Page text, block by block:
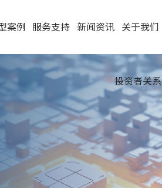
案例 服务支持 新闻资讯 关于我们
投资者关系